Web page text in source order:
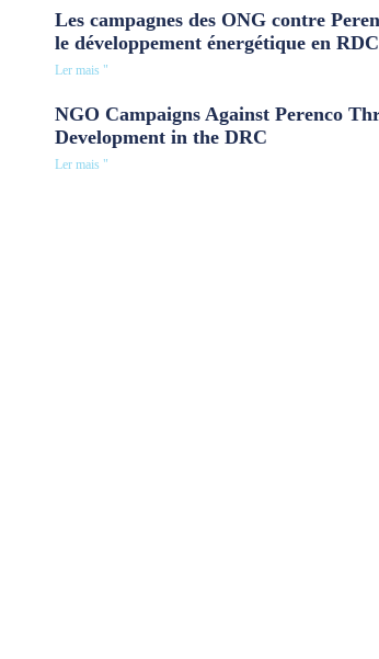
Les campagnes des ONG contre
le développement énergétique en RDC
Ler mais "
NGO Campaigns Against Perenco
Development in the DRC
Ler mais "